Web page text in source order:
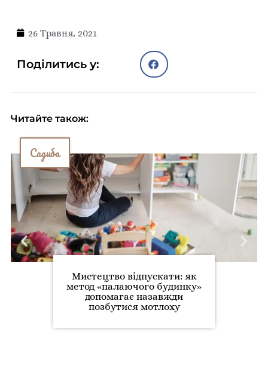
26 Травня, 2021
Поділитись у:
Читайте також:
Садиба
Мистецтво відпускати: як
метод «палаючого будинку»
допомагає назавжди
позбутися мотлоху